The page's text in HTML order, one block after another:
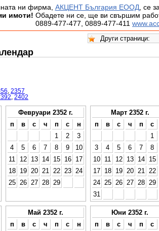
ни фирма, АКЦЕНТ България ЕООД, се
имоти! Обадете ни се, ще ви свършим
0889-477-477, 0889-477-411
2357
2402
Февруари 2352 г.
п
в с ч п с
н
1
2
3
4
5 6 7 8 9
10
11
12 13 14 15 16
17
18
19 20 21 22 23
24
25
26 27 28 29
Март 2352 г.
п
в с ч п с
1
3
4 5 6 7 8
10
11 12 13 14 15
17
18 19 20 21 22
24
25 26 27 28 29
31
Май 2352 г.
п
в с ч п с
н
Юни 2352 г.
п
в с ч п с